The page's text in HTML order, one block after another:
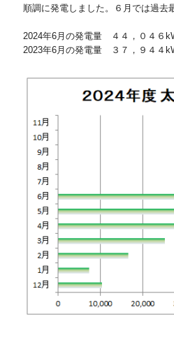
順調に発電しました。６月では過去
2024年6月の発電量 ４４，０４６
2023年6月の発電量 ３７，９４４